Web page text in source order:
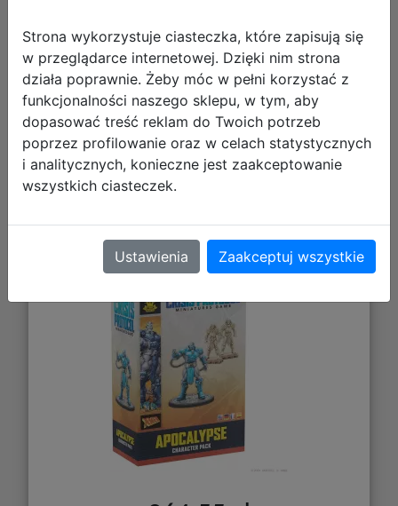
334,76 zł
DO KOSZYKA
Galeria zdjęć
Marvel: Crisis Protocol - Apocalypse
Strona wykorzystuje ciasteczka, które zapisują się
w przeglądarce internetowej. Dzięki nim strona
działa poprawnie. Żeby móc w pełni korzystać z
funkcjonalności naszego sklepu, w tym, aby
dopasować treść reklam do Twoich potrzeb
poprzez profilowanie oraz w celach statystycznych
i analitycznych, konieczne jest zaakceptowanie
wszystkich ciasteczek.
Ustawienia Zaakceptuj wszystkie